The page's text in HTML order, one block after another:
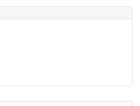
noderīga?